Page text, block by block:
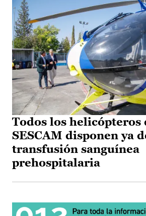
Todos los helicópteros
SESCAM disponen ya
transfusión sanguínea
prehospitalaria